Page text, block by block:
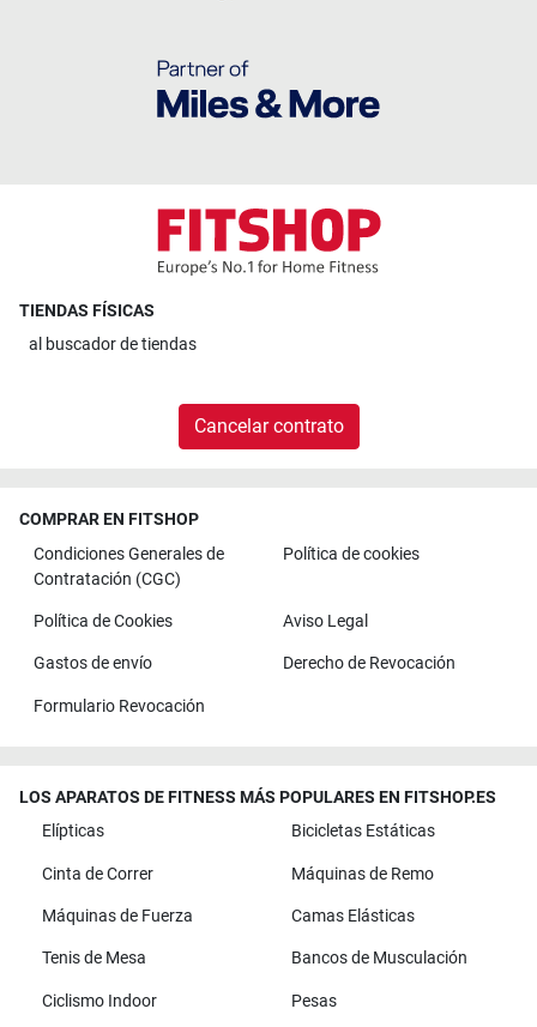
TIENDAS FÍSICAS
al buscador de tiendas
Cancelar contrato
COMPRAR EN FITSHOP
Condiciones Generales de
Contratación (CGC)
Política de cookies
Política de Cookies Aviso Legal
Gastos de envío Derecho de Revocación
Formulario Revocación
LOS APARATOS DE FITNESS MÁS POPULARES EN FITSHOP.ES
Elípticas
Bicicletas Estáticas
Cinta de Correr Máquinas de Remo
Máquinas de Fuerza Camas Elásticas
Tenis de Mesa Bancos de Musculación
Ciclismo Indoor Pesas